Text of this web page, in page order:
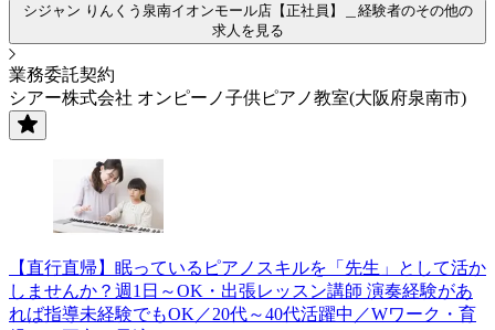
シジャン りんくう泉南イオンモール店【正社員】＿経験者のその他の
求人を見る
業務委託契約
シアー株式会社 オンピーノ子供ピアノ教室(大阪府泉南市)
【直行直帰】眠っているピアノスキルを「先生」として活か
しませんか？週1日～OK・出張レッスン講師 演奏経験があ
れば指導未経験でもOK／20代～40代活躍中／Wワーク・育